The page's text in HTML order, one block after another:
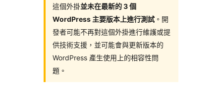
這個外掛並未在最新的 3 個
WordPress 主要版本上進行測試 。開
發者可能不再對這個外掛進行維護或提
供技術支援，並可能會與更新版本的
WordPress 產生使用上的相容性問
題。